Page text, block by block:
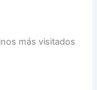
más visitados